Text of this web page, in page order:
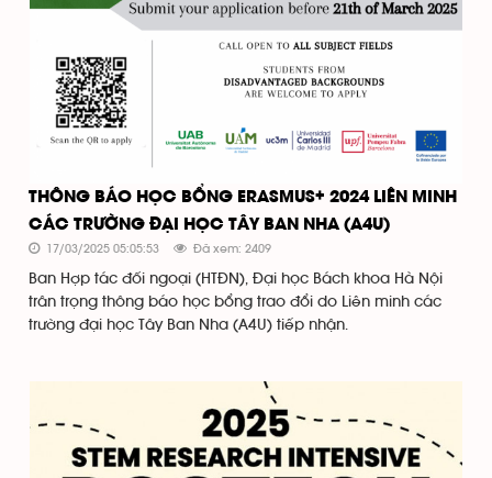
THÔNG BÁO HỌC BỔNG ERASMUS+ 2024 LIÊN MINH
CÁC TRƯỜNG ĐẠI HỌC TÂY BAN NHA (A4U)
17/03/2025 05:05:53 Đã xem: 2409
Ban Hợp tác đối ngoại (HTĐN), Đại học Bách khoa Hà Nội
trân trọng thông báo học bổng trao đổi do Liên minh các
trường đại học Tây Ban Nha (A4U) tiếp nhận.